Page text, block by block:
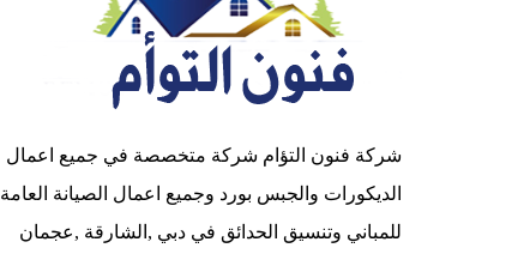
شركة فنون التؤام شركة متخصصة في جميع اعمال
الديكورات والجبس بورد وجميع اعمال الصيانة العامة
للمباني وتنسيق الحدائق في دبي ,الشارقة ,عجمان